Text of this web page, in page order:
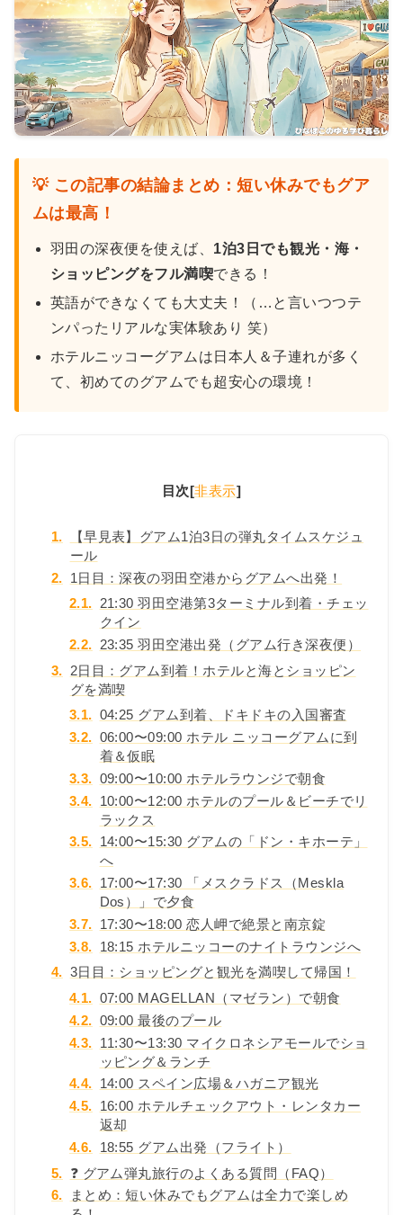
💡 この記事の結論まとめ：短い休みでもグア
ムは最高！
羽田の深夜便を使えば、 1泊3日でも観光・海・
ショッピングをフル満喫できる！
英語ができなくても大丈夫！（…と言いつつテ
ンパったリアルな実体験あり 笑）
ホテルニッコーグアムは日本人＆子連れが多く
て、初めてのグアムでも超安心の環境！
目次[非表示]
1.
【早見表】グアム1泊3日の弾丸タイムスケジュ
ール
2. 1日目：深夜の羽田空港からグアムへ出発！
2.1. 21:30 羽田空港第3ターミナル到着・チェッ
クイン
2.2. 23:35 羽田空港出発（グアム行き深夜便）
3. 2日目：グアム到着！ホテルと海とショッピン
グを満喫
3.1. 04:25 グアム到着、ドキドキの入国審査
3.2. 06:00〜09:00 ホテル ニッコーグアムに到
着＆仮眠
3.3. 09:00〜10:00 ホテルラウンジで朝食
3.4. 10:00〜12:00 ホテルのプール＆ビーチでリ
ラックス
3.5. 14:00〜15:30 グアムの「ドン・キホーテ」
へ
3.6. 17:00〜17:30 「メスクラドス（Meskla
Dos）」で夕食
3.7. 17:30〜18:00 恋人岬で絶景と南京錠
3.8. 18:15 ホテルニッコーのナイトラウンジへ
4. 3日目：ショッピングと観光を満喫して帰国！
4.1. 07:00 MAGELLAN（マゼラン）で朝食
4.2. 09:00 最後のプール
4.3. 11:30〜13:30 マイクロネシアモールでショ
ッピング＆ランチ
4.4. 14:00 スペイン広場＆ハガニア観光
4.5. 16:00 ホテルチェックアウト・レンタカー
返却
4.6. 18:55 グアム出発（フライト）
5. ❓ グアム弾丸旅行のよくある質問（FAQ）
6.
まとめ：短い休みでもグアムは全力で楽しめ